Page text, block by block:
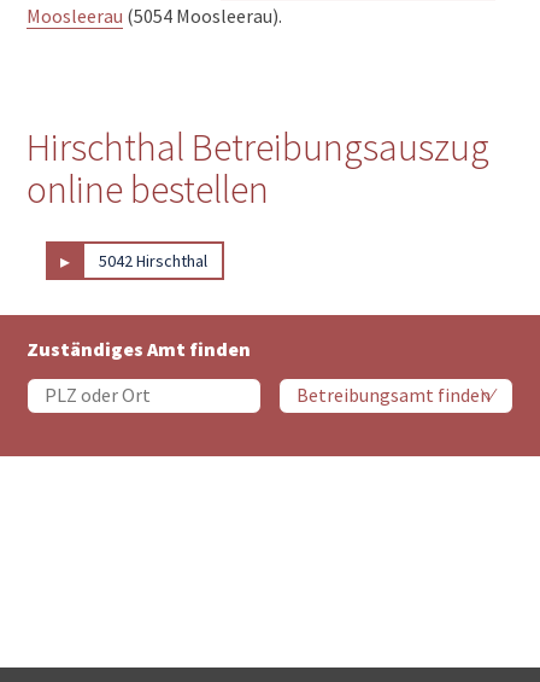
Moosleerau (5054 Moosleerau).
Hirschthal Betreibungsauszug
online bestellen
▸ 5042 Hirschthal
Zuständiges Amt finden